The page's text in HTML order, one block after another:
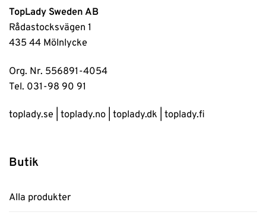
TopLady Sweden AB
Rådastocksvägen 1
435 44 Mölnlycke
Org. Nr. 556891-4054
Tel. 031-98 90 91
toplady.se toplady.no toplady.dk toplady.fi
Butik
Alla produkter